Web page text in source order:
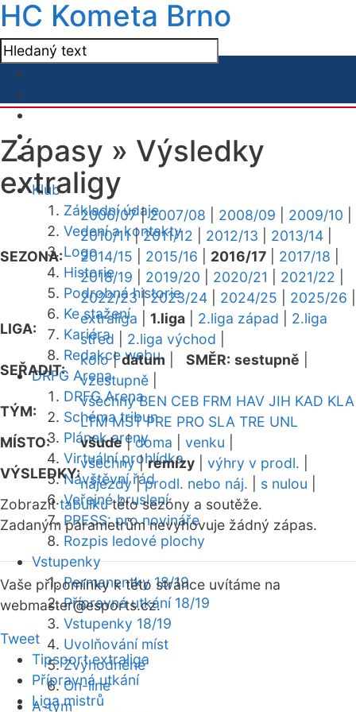
HC Kometa Brno
Klub
Základní údaje
Vedení a kontakty
Logo
Historie
Podrobná historie
Ke stažení
Kariéra
Redakce webu
DRFG Arena
DRFG Arena
Schéma tribun
Plánek areny
Virtuální prohlídka
Návštěvní řád
Veřejné bruslení
PRESS: pro novináře
Rozpis ledové plochy
Vstupenky
Permanentky 18/19
Přípravná utkání 18/19
Vstupenky 18/19
Uvolňování míst
Zvýhodněné
On-line
A-tým
Zápasy » Výsledky
extraligy
SEZONA:
2006/07|2007/08 2008/09 2009/10
2010/11|2011/12 2012/13 2013/14
2014/15
2015/16 2016/17 2017/18
2018/19
2019/20 2020/21 2021/22
2022/23|2023/24 2024/25 2025/26
LIGA:
extraliga 1.liga 2.liga západ
2.liga
střed
2.liga východ
SEŘADIT:
kolo|datum SMĚR: sestupně
vzestupně
TÝM:
všechny BEN CEB FRM HAV JIH KAD KLA
LTM MST PRE PRO SLA TRE UNL
MÍSTO:
všude|doma venku
VÝSLEDKY:
všechny|remízy výhry v prodl.
nájezdy|prodl. nebo náj. s nulou
Zobrazittabulkutéto sezóny a soutěže.
Zadaným parametrům nevyhovuje žádný zápas.
Vaše připomínky k této stránce uvítáme na
webmaster@esports.cz.
Tweet
Tipsport extraliga
Přípravná utkání
Liga mistrů